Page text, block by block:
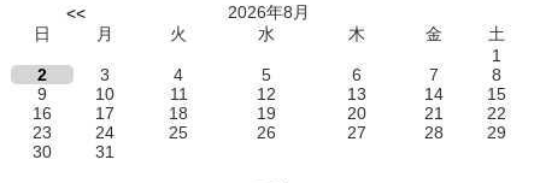
<<
2026年8月
日
月 火 水 木 金
土
1
2
3 4 5 6 7
8
9
10 11 12 13 14
15
16
17 18 19 20 21
22
23
24 25 26 27 28
29
30
31